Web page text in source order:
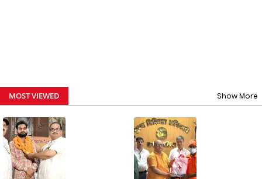
MOST VIEWED Show More